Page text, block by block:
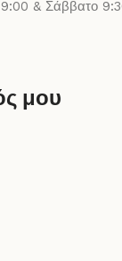
& Σάββατο
μου